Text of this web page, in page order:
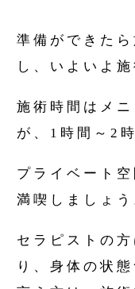
準備ができた
し、いよいよ
施術時間はメ
が、1時間～2
プライベート
満喫しましょう
セラピストの
り、身体の状